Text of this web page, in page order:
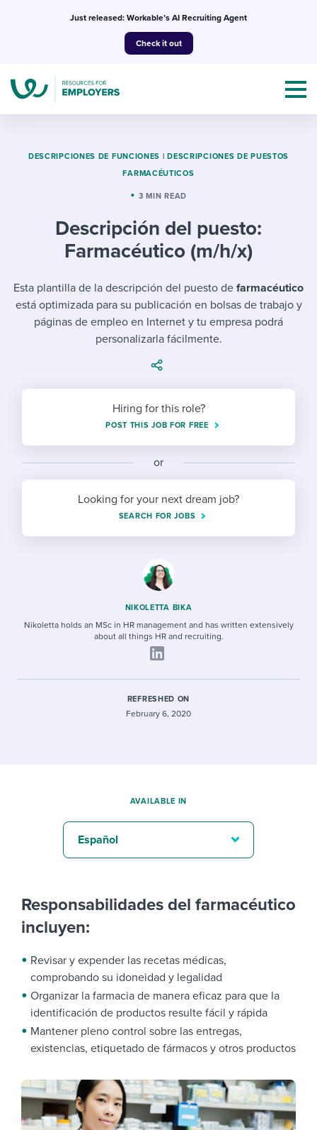
Just released: Workable’s AI Recruiting Agent
Check it out
Topics
Mobilizing AI in my work
Evaluating candidates
Working together with others
Maintaining hiring pipelines
Developing & retaining people
Ensuring compliance
Finding and attracting people
Establishing an employer brand
Candidate/employee experiences
Templates & Guides
I WANT...
Job description templates
Policy templates
Onboarding checklists
Step-by-step tutorials
Free ebooks & reports
HR terms
I’m a jobseeker
I WANT TO LEARN ABOUT...
Pay & benefits
Career development
Modern working life
Overall career resources
Attend webinars & events
Workable customer stories
Explore Workable
Request a demo
Start a free trial
DESCRIPCIONES DE FUNCIONES | DESCRIPCIONES DE PUESTOS
FARMACÉUTICOS
3 MIN READ
Descripción del puesto:
Farmacéutico (m/h/x)
Esta plantilla de la descripción del puesto de farmacéutico
está optimizada para su publicación en bolsas de trabajo y
páginas de empleo en Internet y tu empresa podrá
personalizarla fácilmente.
Hiring for this role?
POST THIS JOB FOR FREE
or
Looking for your next dream job?
SEARCH FOR JOBS
NIKOLETTA BIKA
Nikoletta holds an MSc in HR management and has written extensively
about all things HR and recruiting.
REFRESHED ON
February 6, 2020
Responsabilidades del farmacéutico
incluyen:
Revisar y expender las recetas médicas,
comprobando su idoneidad y legalidad
Organizar la farmacia de manera eficaz para que la
identificación de productos resulte fácil y rápida
Mantener pleno control sobre las entregas,
existencias, etiquetado de fármacos y otros productos
AVAILABLE IN
Español